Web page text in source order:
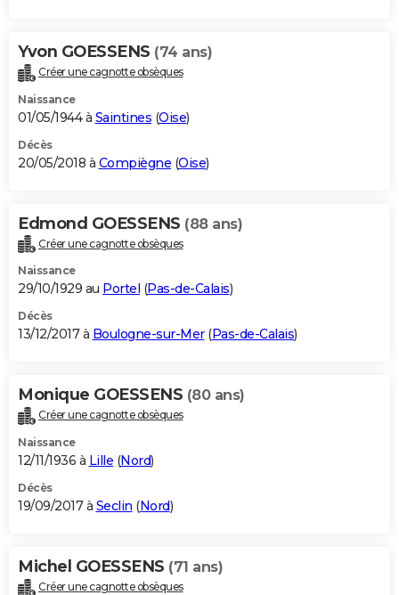
Yvon GOESSENS (74 ans)
Créer une cagnotte obsèques
Naissance
01/05/1944 à Saintines (Oise)
Décès
20/05/2018 à Compiègne (Oise)
Edmond GOESSENS (88 ans)
Créer une cagnotte obsèques
Naissance
29/10/1929 au Portel (Pas-de-Calais)
Décès
13/12/2017 à Boulogne-sur-Mer(Pas-de-Calais)
Monique GOESSENS (80 ans)
Créer une cagnotte obsèques
Naissance
12/11/1936 à Lille (Nord)
Décès
19/09/2017 à Seclin (Nord)
Michel GOESSENS (71 ans)
Créer une cagnotte obsèques